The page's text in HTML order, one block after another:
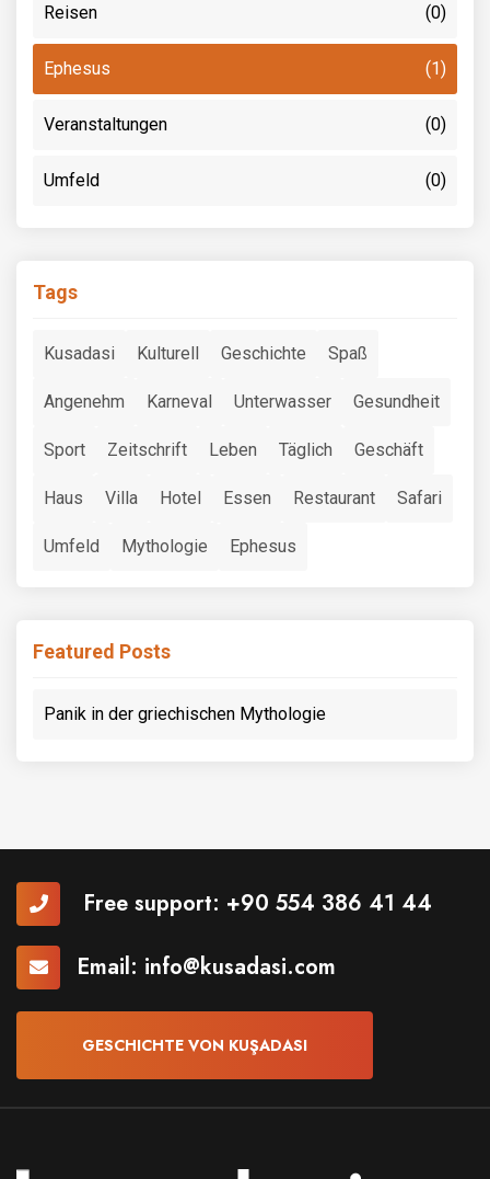
Reisen (0)
Ephesus (1)
Veranstaltungen (0)
Umfeld (0)
Tags
Kusadasi Kulturell Geschichte Spaß
Angenehm Karneval Unterwasser Gesundheit
Sport Zeitschrift Leben Täglich Geschäft
Haus Villa Hotel Essen Restaurant Safari
Umfeld Mythologie Ephesus
Featured Posts
Panik in der griechischen Mythologie
Free support: +90 554 386 41 44
Email: info@kusadasi.com
GESCHICHTE VON KUŞADASI